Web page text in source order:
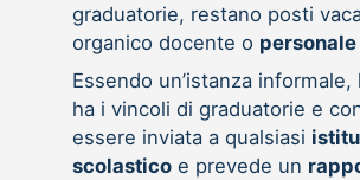
graduatorie, restano posti
organico docente o personale
Essendo un’istanza informale,
ha i vincoli di graduatorie e
essere inviata a qualsiasi
scolasticoe prevede un